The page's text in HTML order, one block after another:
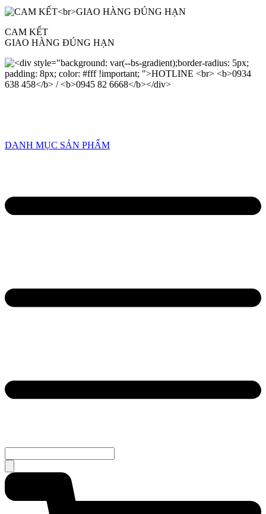
CAM KẾT
GIAO HÀNG ĐÚNG HẠN
DANH MỤC SẢN PHẨM